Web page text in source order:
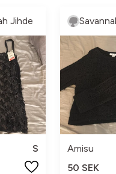
Jihde
S
Amisu
50 SEK